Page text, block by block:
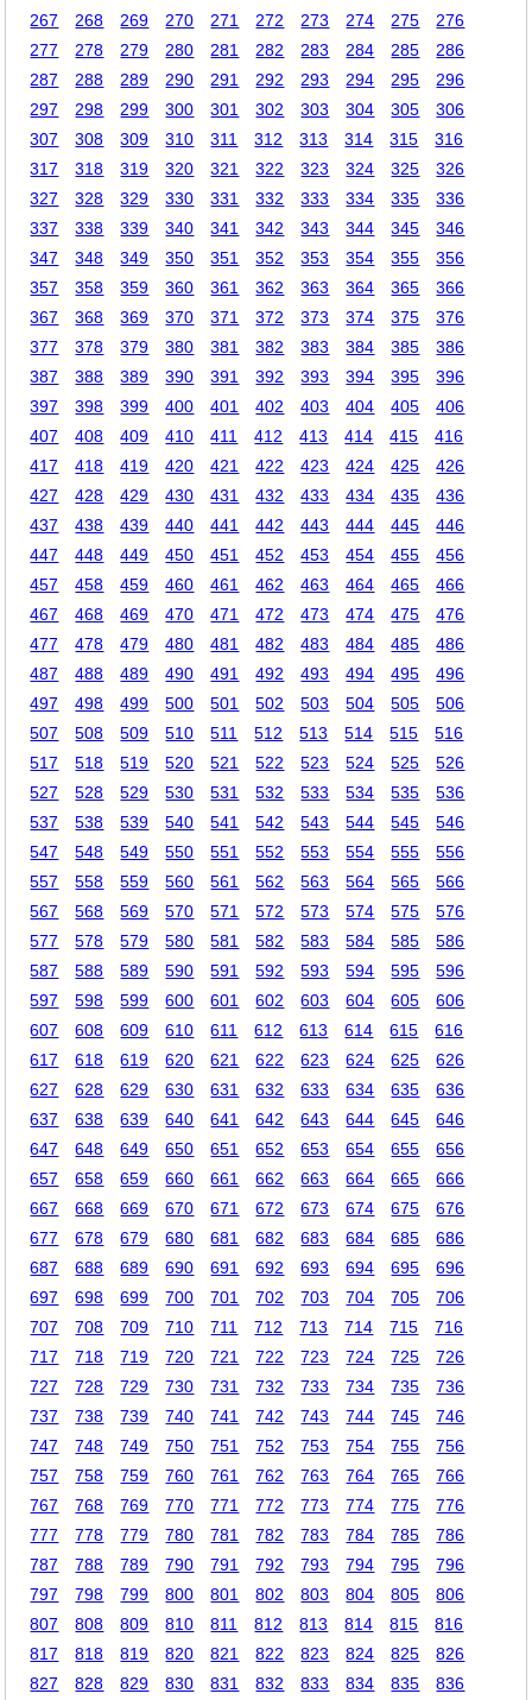
267 268 269 270 271 272 273 274 275
276
277
278 279 280 281 282 283 284 285
286
287
288 289 290 291 292 293 294 295
296
297
298 299 300 301 302 303 304 305
306
307
308 309 310 311 312 313 314 315
316
317
318 319 320 321 322 323 324 325
326
327
328 329 330 331 332 333 334 335
336
337
338 339 340 341 342 343 344 345
346
347
348 349 350 351 352 353 354 355
356
357
358 359 360 361 362 363 364 365
366
367
368 369 370 371 372 373 374 375
376
377
378 379 380 381 382 383 384 385
386
387
388 389 390 391 392 393 394 395
396
397
398 399 400 401 402 403 404 405
406
407
408 409 410 411 412 413 414 415
416
417
418 419 420 421 422 423 424 425
426
427
428 429 430 431 432 433 434 435
436
437
438 439 440 441 442 443 444 445
446
447
448 449 450 451 452 453 454 455
456
457
458 459 460 461 462 463 464 465
466
467
468 469 470 471 472 473 474 475
476
477
478 479 480 481 482 483 484 485
486
487
488 489 490 491 492 493 494 495
496
497
498 499 500 501 502 503 504 505
506
507
508 509 510 511 512 513 514 515
516
517
518 519 520 521 522 523 524 525
526
527
528 529 530 531 532 533 534 535
536
537
538 539 540 541 542 543 544 545
546
547
548 549 550 551 552 553 554 555
556
557
558 559 560 561 562 563 564 565
566
567
568 569 570 571 572 573 574 575
576
577
578 579 580 581 582 583 584 585
586
587
588 589 590 591 592 593 594 595
596
597
598 599 600 601 602 603 604 605
606
607
608 609 610 611 612 613 614 615
616
617
618 619 620 621 622 623 624 625
626
627
628 629 630 631 632 633 634 635
636
637
638 639 640 641 642 643 644 645
646
647
648 649 650 651 652 653 654 655
656
657
658 659 660 661 662 663 664 665
666
667
668 669 670 671 672 673 674 675
676
677
678 679 680 681 682 683 684 685
686
687
688 689 690 691 692 693 694 695
696
697
698 699 700 701 702 703 704 705
706
707
708 709 710 711 712 713 714 715
716
717
718 719 720 721 722 723 724 725
726
727
728 729 730 731 732 733 734 735
736
737
738 739 740 741 742 743 744 745
746
747
748 749 750 751 752 753 754 755
756
757
758 759 760 761 762 763 764 765
766
767
768 769 770 771 772 773 774 775
776
777
778 779 780 781 782 783 784 785
786
787
788 789 790 791 792 793 794 795
796
797
798 799 800 801 802 803 804 805
806
807
808 809 810 811 812 813 814 815
816
817
818 819 820 821 822 823 824 825
826
827
828 829 830 831 832 833 834 835
836